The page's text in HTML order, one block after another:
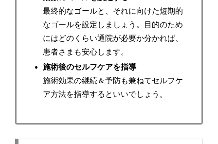
最終的なゴールと、それに向けた短期的
なゴールを設定しましょう。目的のため
にはどのくらい通院が必要か分かれば、
患者さまも安心します。
施術後のセルフケアを指導
施術効果の継続＆予防も兼ねてセルフケ
ア方法を指導するといいでしょう。